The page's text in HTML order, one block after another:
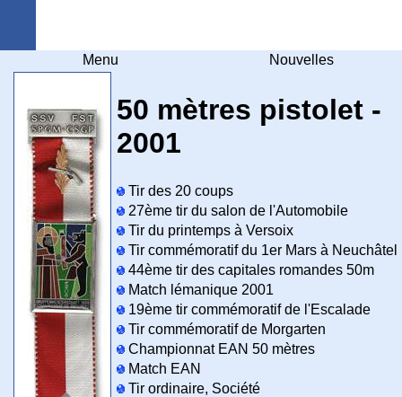
Menu Nouvelles
50 mètres pistolet -
2001
Tir des 20 coups
27ème tir du salon de l'Automobile
Tir du printemps à Versoix
Tir commémoratif du 1er Mars à Neuchâtel
44ème tir des capitales romandes 50m
Match lémanique 2001
19ème tir commémoratif de l'Escalade
Tir commémoratif de Morgarten
Championnat EAN 50 mètres
Match EAN
Tir ordinaire, Société